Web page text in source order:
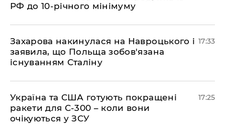
РФ до 10-річного мінімуму
​Захарова накинулася на Навроцького і
заявила, що Польща зобов'язана
існуванням Сталіну
17:33
​Україна та США готують покращені
ракети для С-300 – коли вони
очікуються у ЗСУ
17:25